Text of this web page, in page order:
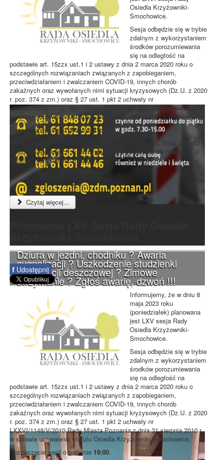
Dziura w jezdni, chodniku ? Awaria
sygnalizacji ? Uszkodzenie studzienki
kanalizacji deszczowej ? Zimowe
utrzymanie ? Zgłoś awarię, dzwoń !!!
Osiedla Krzyżowniki-
Smochowice.
Sesja odbędzie się w trybie
zdalnym z wykorzystaniem
środków porozumiewania
się na odległość na
podstawie art. 15zzx ust.1 i 2 ustawy z dnia 2 marca 2020 roku o
szczególnych rozwiązaniach związanych z zapobieganiem,
przeciwdziałaniem i zwalczaniem COVID-19, innych chorób
zakaźnych oraz wywołanych nimi sytuacji kryzysowych (Dz.U. z 2020
r. poz. 374 z zm.) oraz § 27 ust. 1 pkt 2 uchwały nr
LXXVI/1148/V/2010 Rady Miasta Poznania z dnia 31 sierpnia 2010 r.
w sprawie uchwalenia statutu Osiedla Krzyżowniki-Smochowice.
Rozpoczęcie sesji o godzinie19:00
Przypominamy, że niezależnie od doraźnych potrzeb, Rada Osiedla
zbiera się na sesjach w każdypierwszy poniedziałek miesiąca
(z
wyjątkiem dni świątecznych).
Czytaj więcej...
f Udostępnij
Informujemy, że w dniu 8
maja 2023 roku
(poniedziałek) planowana
jest LXV sesja Rady
Osiedla Krzyżowniki-
Smochowice.
Sesja odbędzie się w trybie
zdalnym z wykorzystaniem
środków porozumiewania
się na odległość na
podstawie art. 15zzx ust.1 i 2 ustawy z dnia 2 marca 2020 roku o
szczególnych rozwiązaniach związanych z zapobieganiem,
przeciwdziałaniem i zwalczaniem COVID-19, innych chorób
zakaźnych oraz wywołanych nimi sytuacji kryzysowych (Dz.U. z 2020
r. poz. 374 z zm.) oraz § 27 ust. 1 pkt 2 uchwały nr
LXXVI/1148/V/2010 Rady Miasta Poznania z dnia 31 sierpnia 2010 r.
w sprawie uchwalenia statutu Osiedla Krzyżowniki-Smochowice.
Rozpoczęcie sesji o godzinie 19:00.